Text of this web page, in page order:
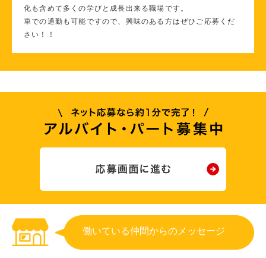
化も含めて多くの学びと成長出来る職場です。
車での通勤も可能ですので、興味のある方はぜひご応募くだ
さい！！
働いている仲間からのメッセージ